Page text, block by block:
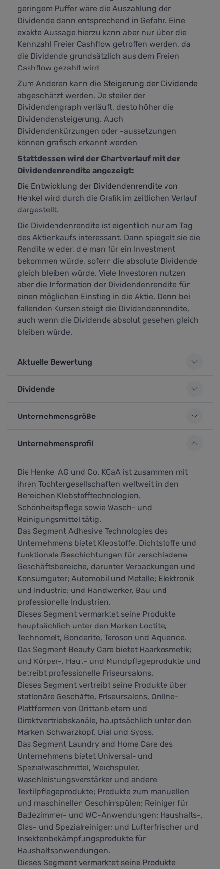
geringem Puffer wäre die Auszahlung der
Dividende dann entsprechend in Gefahr. Eine
exakte Aussage hierzu kann aber nur über die
Kennzahl Freier Cashflow getroffen werden, da
die Dividende grundsätzlich aus dem Freien
Cashflow gezahlt wird.
Zum Anderen kann die Steigerung der Dividende
abgeschätzt werden. Je steiler der
Dividendengraph verläuft, desto höher die
Dividendensteigerung. Auch
Dividendenkürzungen oder -aussetzungen
können grafisch erkannt werden.
Stattdessen wird der Chartverlauf mit der
Dividendenrendite angezeigt:
Die Entwicklung der Dividendenrendite von
Henkel wird durch die Grafik im zeitlichen Verlauf
dargestellt.
Die Dividendenrendite ist eigentlich nur am Tag
des Aktienkaufs interessant. Dann spiegelt sie die
Rendite wieder, die man für ein Investment
bekommen würde, sofern die absolute Dividende
gleich bleiben würde. Viele Investoren nutzen
aber die Information der Dividendenrendite für
einen möglichen Einstieg in die Aktie. Denn bei
fallenden Kursen steigt die Dividendenrendite,
auch wenn die Dividende absolut gesehen gleich
bleiben würde.
Aktuelle Bewertung
Dividende
Unternehmensgröße
Unternehmensprofil
Die Henkel AG und Co. KGaA ist zusammen mit
ihren Tochtergesellschaften weltweit in den
Bereichen Klebstofftechnologien,
Schönheitspflege sowie Wasch- und
Reinigungsmittel tätig.
Das Segment Adhesive Technologies des
Unternehmens bietet Klebstoffe, Dichtstoffe und
funktionale Beschichtungen für verschiedene
Geschäftsbereiche, darunter Verpackungen und
Konsumgüter; Automobil und Metalle; Elektronik
und Industrie; und Handwerker, Bau und
professionelle Industrien.
Dieses Segment vermarktet seine Produkte
hauptsächlich unter den Marken Loctite,
Technomelt, Bonderite, Teroson und Aquence.
Das Segment Beauty Care bietet Haarkosmetik;
und Körper-, Haut- und Mundpflegeprodukte und
betreibt professionelle Friseursalons.
Dieses Segment vertreibt seine Produkte über
stationäre Geschäfte, Friseursalons, Online-
Plattformen von Drittanbietern und
Direktvertriebskanäle, hauptsächlich unter den
Marken Schwarzkopf, Dial und Syoss.
Das Segment Laundry and Home Care des
Unternehmens bietet Universal- und
Spezialwaschmittel, Weichspüler,
Waschleistungsverstärker und andere
Textilpflegeprodukte; Produkte zum manuellen
und maschinellen Geschirrspülen; Reiniger für
Badezimmer- und WC-Anwendungen; Haushalts-,
Glas- und Spezialreiniger; und Lufterfrischer und
Insektenbekämpfungsprodukte für
Haushaltsanwendungen.
Dieses Segment vermarktet seine Produkte